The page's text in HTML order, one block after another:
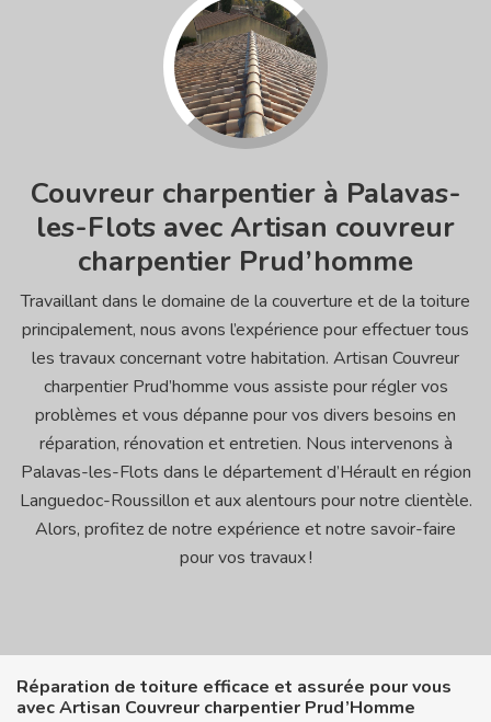
Couvreur charpentier à Palavas-
les-Flots avec Artisan couvreur
charpentier Prud’homme
Travaillant dans le domaine de la couverture et de la toiture
principalement, nous avons l’expérience pour effectuer tous
les travaux concernant votre habitation. Artisan Couvreur
charpentier Prud’homme vous assiste pour régler vos
problèmes et vous dépanne pour vos divers besoins en
réparation, rénovation et entretien. Nous intervenons à
Palavas-les-Flots dans le département d’Hérault en région
Languedoc-Roussillon et aux alentours pour notre clientèle.
Alors, profitez de notre expérience et notre savoir-faire
pour vos travaux !
Réparation de toiture efficace et assurée pour vous
avec Artisan Couvreur charpentier Prud’Homme